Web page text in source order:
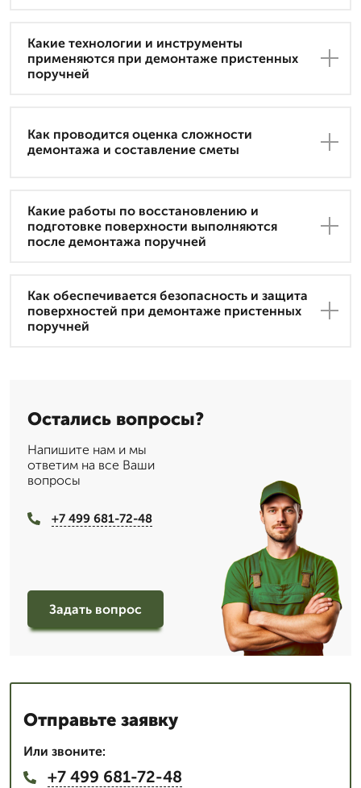
Какие технологии и инструменты
применяются при демонтаже пристенных
поручней
Как проводится оценка сложности
демонтажа и составление сметы
Какие работы по восстановлению и
подготовке поверхности выполняются
после демонтажа поручней
Как обеспечивается безопасность и защита
поверхностей при демонтаже пристенных
поручней
Остались вопросы?
Напишите нам и мы
ответим на все Ваши
вопросы
+7 499 681-72-48
Задать вопрос
Отправьте заявку
Или звоните:
+7 499 681-72-48